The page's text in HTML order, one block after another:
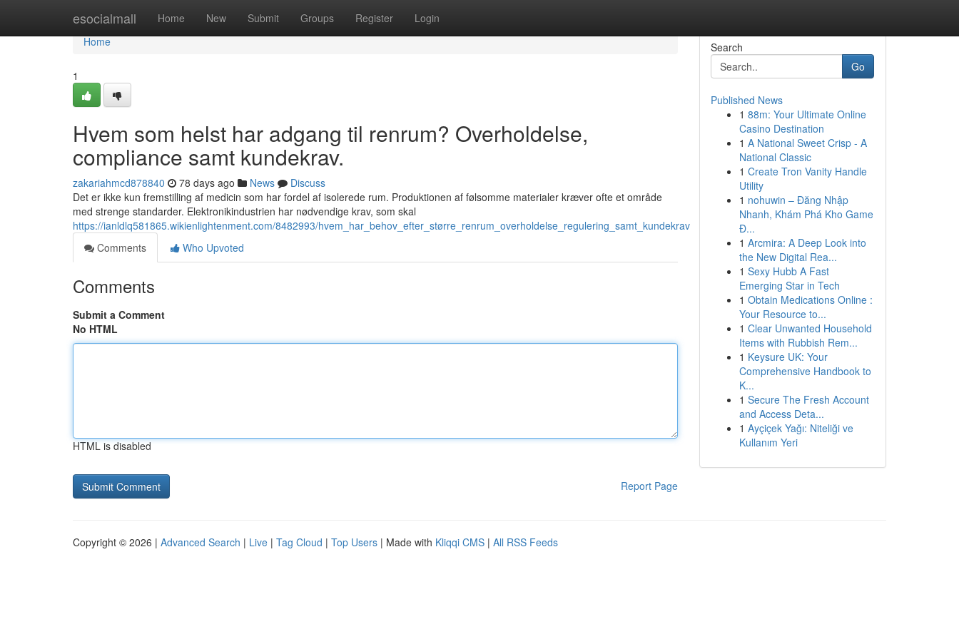
esocialmall Home New Submit Groups Register Login
Home
Home
1
Hvem som helst har adgang til renrum? Overholdelse,
compliance samt kundekrav.
zakariahmcd878840 78 days ago News
Discuss
Det er ikke kun fremstilling af medicin som har fordel af isolerede rum. Produktionen af følsomme materialer kræver ofte et område
med strenge standarder. Elektronikindustrien har nødvendige krav, som skal
https://ianldlq581865.wikienlightenment.com/8482993/hvem_har_behov_efter_større_renrum_overholdelse_regulering_samt_kundekrav
Comments
Who Upvoted
Comments
Submit a Comment
No HTML
HTML is disabled
Report Page
Search
Go
Published News
1 88m: Your Ultimate Online
Casino Destination
1 A National Sweet Crisp - A
National Classic
1 Create Tron Vanity Handle
Utility
1 nohuwin – Đăng Nhập
Nhanh, Khám Phá Kho Game
Đ...
1 Arcmira: A Deep Look into
the New Digital Rea...
1 Sexy Hubb A Fast
Emerging Star in Tech
1 Obtain Medications Online :
Your Resource to...
1 Clear Unwanted Household
Items with Rubbish Rem...
1 Keysure UK: Your
Comprehensive Handbook to
K...
1 Secure The Fresh Account
and Access Deta...
1 Ayçiçek Yağı: Niteliği ve
Kullanım Yeri
Copyright © 2026 | Advanced Search | Live | Tag Cloud | Top Users | Made with Kliqqi CMS | All RSS Feeds